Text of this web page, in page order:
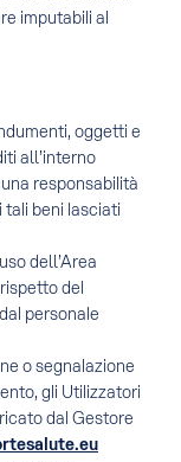
imputabili al
oggetti e
all’interno
responsabilità
beni lasciati
dell’Area
del
personale
o segnalazione
gli Utilizzatori
dal Gestore